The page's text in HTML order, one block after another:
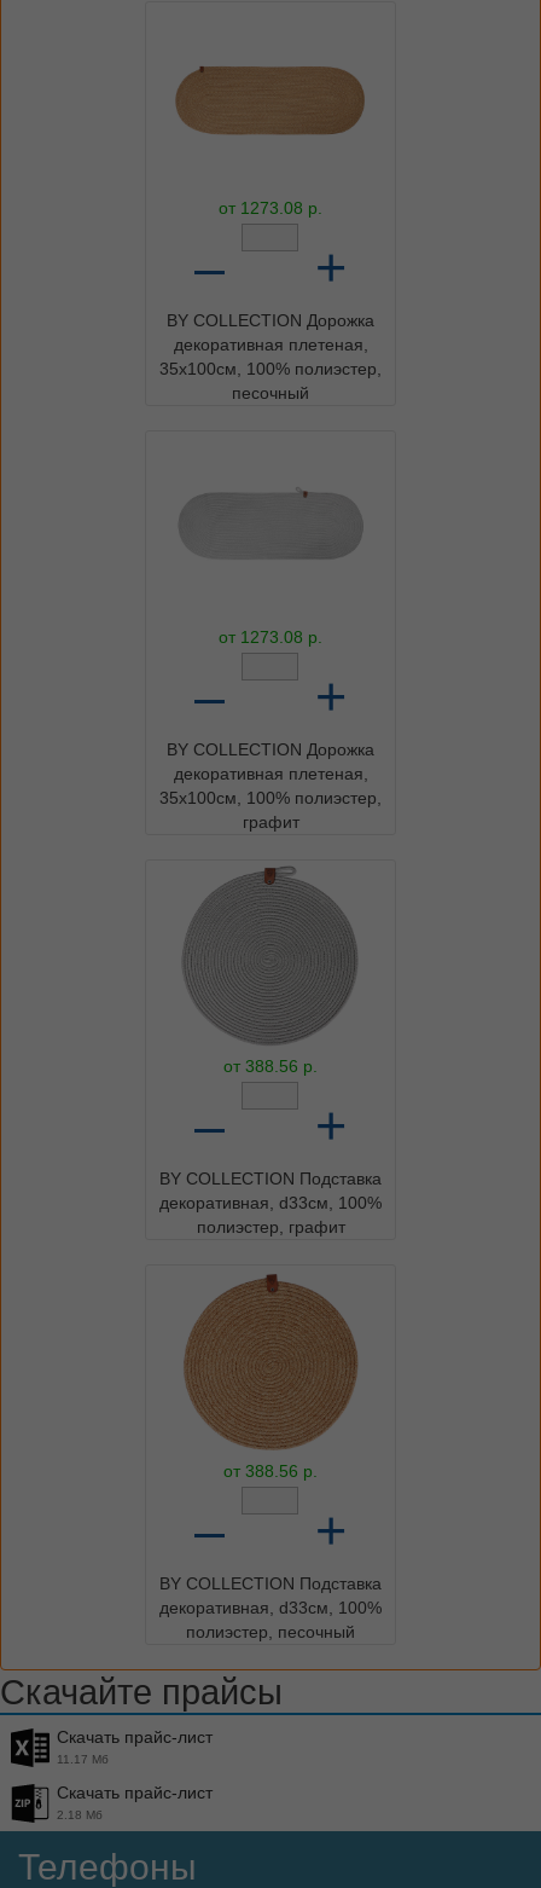
от 1273.08 р.
– +
BY COLLECTION Дорожка
декоративная плетеная,
35х100см, 100% полиэстер,
песочный
от 1273.08 р.
– +
BY COLLECTION Дорожка
декоративная плетеная,
35х100см, 100% полиэстер,
графит
от 388.56 р.
– +
BY COLLECTION Подставка
декоративная, d33см, 100%
полиэстер, графит
от 388.56 р.
– +
BY COLLECTION Подставка
декоративная, d33см, 100%
полиэстер, песочный
Скачайте прайсы
Скачать прайс-лист
11.17 Мб
Скачать прайс-лист
2.18 Мб
Телефоны